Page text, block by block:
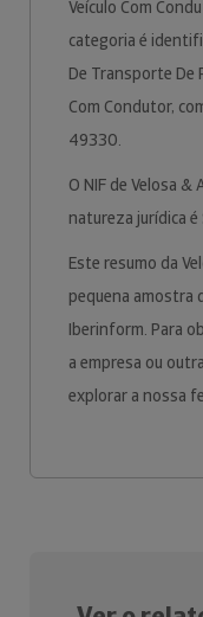
Veículo Com
categoria é
De Transporte De
Com Condutor,
49330.
O NIF de Velosa &
natureza jurídica é
Este resumo da
pequena amostra
Iberinform. Para
a empresa ou
explorar a nossa